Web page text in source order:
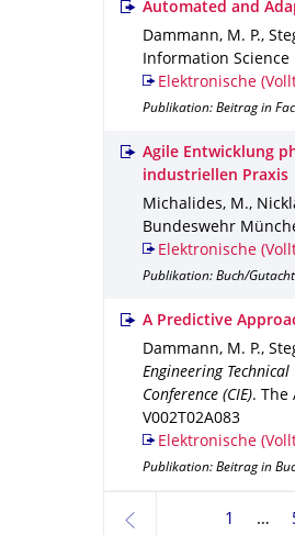
Automated and
Dammann, M. P.,
Information
Elektronische
Publikation: Beitrag in
Agile Entwicklung
industriellen Praxis
Michalides, M.,
Bundeswehr
Elektronische
Publikation: Buch/
A Predictive
Dammann, M. P.,
Engineering
Conference (CIE).
V002T02A083
Elektronische
Publikation: Beitrag in
zurück
1